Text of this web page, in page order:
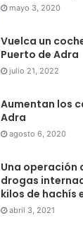
mayo 3, 2020
Vuelca un
Puerto de Adra
julio 21, 2022
Aumentan los
Adra
agosto 6, 2020
Una operación
drogas
kilos de hachís
abril 3, 2021